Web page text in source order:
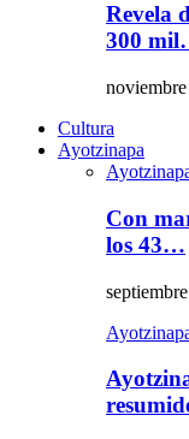
Revela
300
Cultura
Ayotzinapa
Con
los 43…